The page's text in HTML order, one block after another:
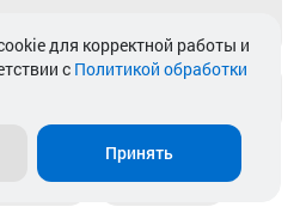
выдачи Магазины
для корректной работы и
с Политикой обработки
Принять